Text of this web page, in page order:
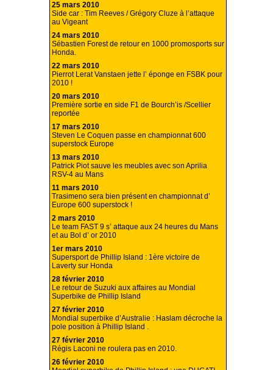
25 mars 2010
Side car : Tim Reeves / Grégory Cluze à l’attaque
au Vigeant
24 mars 2010
Sébastien Forest de retour en 1000 promosports sur
Honda.
22 mars 2010
Pierrot Lerat Vanstaen jette l’ éponge en FSBK pour
2010 !
20 mars 2010
Première sortie en side F1 de Bourch’is /Scellier
reportée
17 mars 2010
Steven Le Coquen passe en championnat 600
superstock Europe
13 mars 2010
Patrick Piot sauve les meubles avec son Aprilia
RSV-4 au Mans
11 mars 2010
Trasimeno sera bien présent en championnat d’
Europe 600 superstock !
2 mars 2010
Le team FAST 9 s’ attaque aux 24 heures du Mans
et au Bol d’ or 2010
1er mars 2010
Supersport de Phillip Island : 1ère victoire de
Laverty sur Honda
28 février 2010
Le retour de Suzuki aux affaires au Mondial
Superbike de Phillip Island
27 février 2010
Mondial superbike d’Australie : Haslam décroche la
pole position à Phillip Island .
27 février 2010
Régis Laconi ne roulera pas en 2010.
26 février 2010